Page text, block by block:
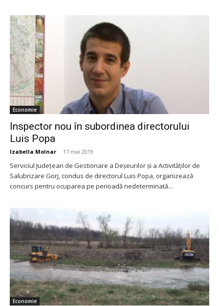
Economie
Inspector nou în subordinea directorului
Luis Popa
Izabella Molnar - 17 mai 2019
Serviciul Județean de Gestionare a Deșeurilor și a Activităților de
Salubrizare Gorj, condus de directorul Luis Popa, organizează
concurs pentru ocuparea pe perioadă nedeterminată...
Economie